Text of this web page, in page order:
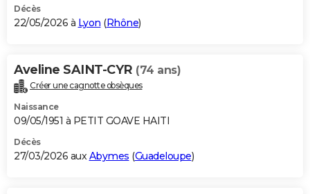
BONS PLANS
Carte de Noël
Carte Bonne année
Carte Saint-Valentin
Carte Pâques
Carte d'anniversaire
DICTIONNAIRE
Dictionnaire
Biographies
Citations
Expressions
Proverbes
PROGRAMME TV
S'inscrire
Se connecter
Lycées
Collèges
Primaires
Universités
Entreprises
Service militaire
Avis de recherche
AVIS DE DÉCÈS
Décès
22/05/2026 à Lyon (Rhône)
Aveline SAINT-CYR (74 ans)
Créer une cagnotte obsèques
Naissance
09/05/1951 à PETIT GOAVE HAITI
Décès
27/03/2026 auxAbymes (Guadeloupe)